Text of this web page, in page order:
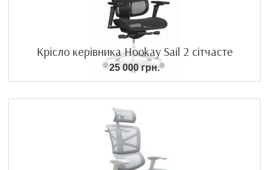
Крісло керівника Hookay Sail 2 сітчасте
25 000 грн.